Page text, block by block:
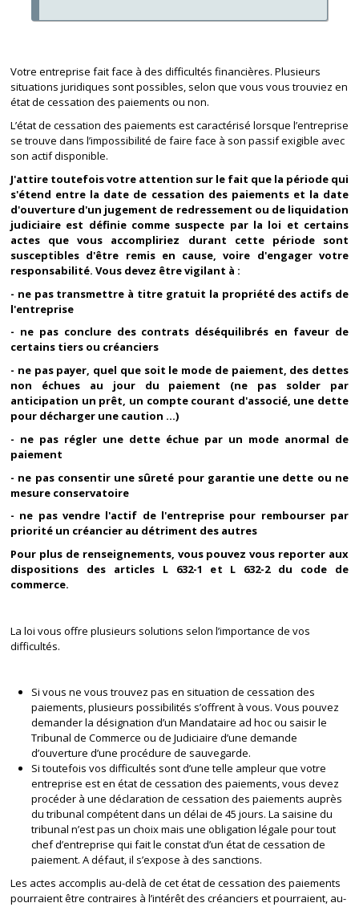
Votre entreprise fait face à des difficultés financières. Plusieurs
situations juridiques sont possibles, selon que vous vous trouviez en
état de cessation des paiements ou non.
L’état de cessation des paiements est caractérisé lorsque l’entreprise
se trouve dans l’impossibilité de faire face à son passif exigible avec
son actif disponible.
J'attire toutefois votre attention sur le fait que la période qui
s'étend entre la date de cessation des paiements et la date
d'ouverture d'un jugement de redressement ou de liquidation
judiciaire est définie comme suspecte par la loi et certains
actes que vous accompliriez durant cette période sont
susceptibles d'être remis en cause, voire d'engager votre
responsabilité. Vous devez être vigilant à :
- ne pas transmettre à titre gratuit la propriété des actifs de
l'entreprise
- ne pas conclure des contrats déséquilibrés en faveur de
certains tiers ou créanciers
- ne pas payer, quel que soit le mode de paiement, des dettes
non échues au jour du paiement (ne pas solder par
anticipation un prêt, un compte courant d'associé, une dette
pour décharger une caution ...)
- ne pas régler une dette échue par un mode anormal de
paiement
- ne pas consentir une sûreté pour garantie une dette ou ne
mesure conservatoire
- ne pas vendre l'actif de l'entreprise pour rembourser par
priorité un créancier au détriment des autres
Pour plus de renseignements, vous pouvez vous reporter aux
dispositions des articles L 632-1 et L 632-2 du code de
commerce.
La loi vous offre plusieurs solutions selon l’importance de vos
difficultés.
Si vous ne vous trouvez pas en situation de cessation des
paiements, plusieurs possibilités s’offrent à vous. Vous pouvez
demander la désignation d’un Mandataire ad hoc ou saisir le
Tribunal de Commerce ou de Judiciaire d’une demande
d’ouverture d’une procédure de sauvegarde.
Si toutefois vos difficultés sont d’une telle ampleur que votre
entreprise est en état de cessation des paiements, vous devez
procéder à une déclaration de cessation des paiements auprès
du tribunal compétent dans un délai de 45 jours. La saisine du
tribunal n’est pas un choix mais une obligation légale pour tout
chef d’entreprise qui fait le constat d’un état de cessation de
paiement. A défaut, il s’expose à des sanctions.
Les actes accomplis au-delà de cet état de cessation des paiements
pourraient être contraires à l’intérêt des créanciers et pourraient, au-